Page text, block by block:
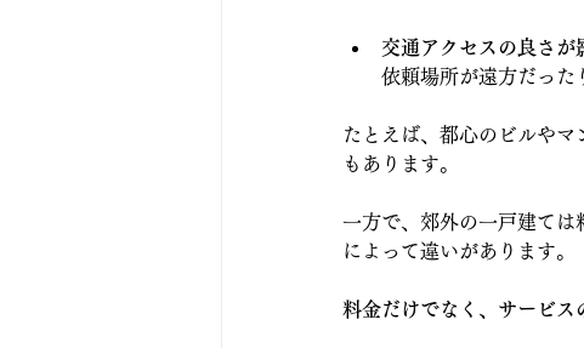
交通アクセスの良さが
依頼場所が遠方だった
たとえば、都心のビルや
もあります。
一方で、郊外の一戸建て
によって違いがあります。
料金だけでなく、サービス